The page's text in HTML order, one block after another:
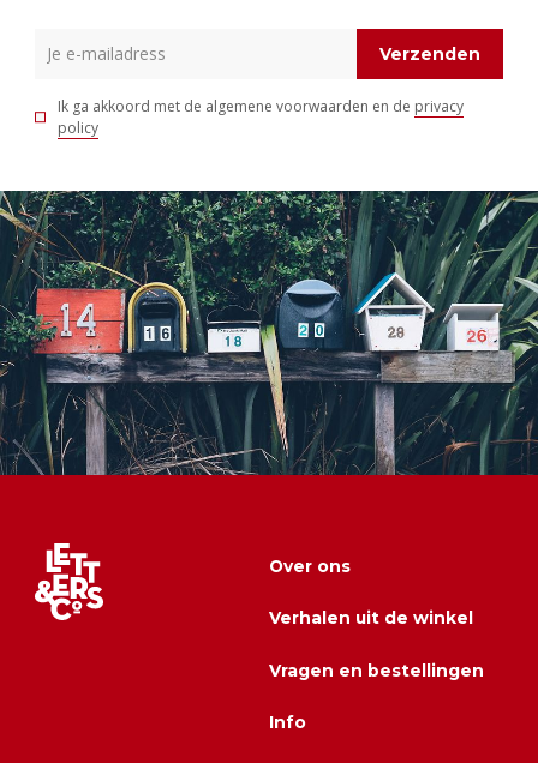
Verzenden
Ik ga akkoord met de algemene voorwaarden en de privacy
policy
Over ons
Verhalen uit de winkel
Vragen en bestellingen
Info